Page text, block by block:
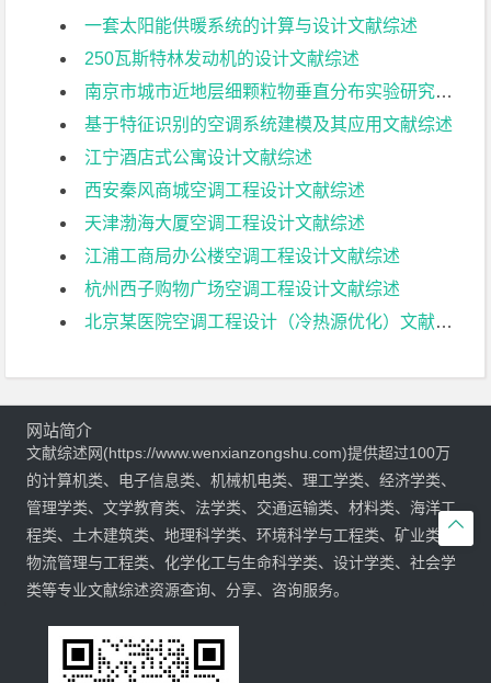
一套太阳能供暖系统的计算与设计文献综述
250瓦斯特林发动机的设计文献综述
南京市城市近地层细颗粒物垂直分布实验研究文献综述
基于特征识别的空调系统建模及其应用文献综述
江宁酒店式公寓设计文献综述
西安秦风商城空调工程设计文献综述
天津渤海大厦空调工程设计文献综述
江浦工商局办公楼空调工程设计文献综述
杭州西子购物广场空调工程设计文献综述
北京某医院空调工程设计（冷热源优化）文献综述

网站简介
文献综述网(https://www.wenxianzongshu.com)提供超过100万
的计算机类、电子信息类、机械机电类、理工学类、经济学类、
管理学类、文学教育类、法学类、交通运输类、材料类、海洋工
程类、土木建筑类、地理科学类、环境科学与工程类、矿业类、
物流管理与工程类、化学化工与生命科学类、设计学类、社会学
类等专业文献综述资源查询、分享、咨询服务。